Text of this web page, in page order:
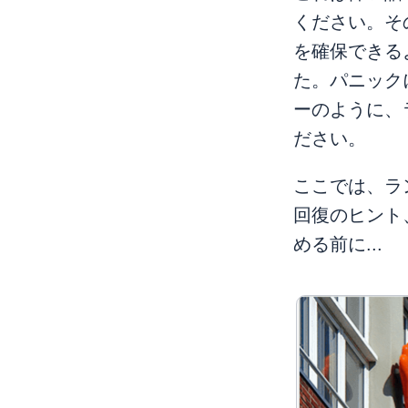
ください。
を確保でき
た。パニッ
ーのように
ださい。
ここでは、
回復のヒン
める前に...